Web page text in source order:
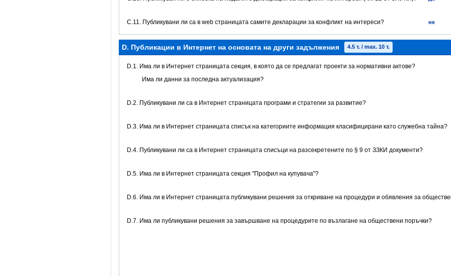
C.11. Публикувани ли са в web страницата самите декларации за конфликт на интереси? не
D. Публикации в Интернет на основата на други задължения 4.5 т. / max. 10 т.
D.1. Има ли в Интернет страницата секция, в която да се предлагат проекти за нормативни актове?
Има ли данни за последна актуализация?
D.2. Публикувани ли са в Интернет страницата програми и стратегии за развитие?
D.3. Има ли в Интернет страницата списък на категориите информация класифицирани като служебна тайна?
D.4. Публикувани ли са в Интернет страницата списъци на разсекретените по § 9 от ЗЗКИ документи?
D.5. Има ли в Интернет страницата секция "Профил на купувача"?
D.6. Има ли в Интернет страницата публикувани решения за откриване на процедури и обявления за
D.7. Има ли публикувани решения за завършване на процедурите по възлагане на обществени поръчки?